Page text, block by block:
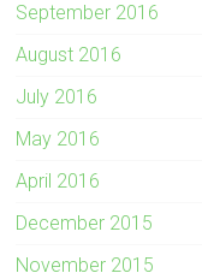
September 2016
August 2016
July 2016
May 2016
April 2016
December 2015
November 2015